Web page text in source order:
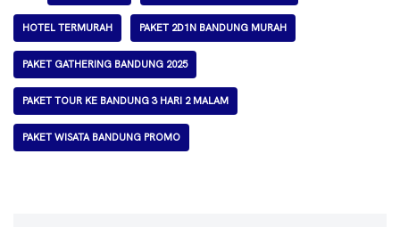
HOTEL TERMURAH PAKET 2D1N BANDUNG MURAH
PAKET GATHERING BANDUNG 2025
PAKET TOUR KE BANDUNG 3 HARI 2 MALAM
PAKET WISATA BANDUNG PROMO